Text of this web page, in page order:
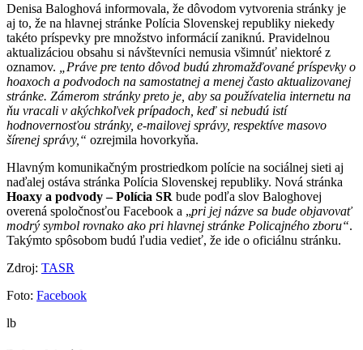
Denisa Baloghová informovala, že dôvodom vytvorenia stránky je
aj to, že na hlavnej stránke Polícia Slovenskej republiky niekedy
takéto príspevky pre množstvo informácií zaniknú. Pravidelnou
aktualizáciou obsahu si návštevníci nemusia všimnúť niektoré z
oznamov.
„Práve pre tento dôvod budú zhromažďované príspevky o
hoaxoch a podvodoch na samostatnej a menej často aktualizovanej
stránke. Zámerom stránky preto je, aby sa používatelia internetu na
ňu vracali v akýchkoľvek prípadoch, keď si nebudú istí
hodnovernosťou stránky, e-mailovej správy, respektíve masovo
šírenej správy,“ ozrejmila hovorkyňa.
Hlavným komunikačným prostriedkom polície na sociálnej sieti aj
naďalej ostáva stránka Polícia Slovenskej republiky. Nová stránka
Hoaxy a podvody – Polícia SR bude podľa slov Baloghovej
overená spoločnosťou Facebook a „pri jej názve sa bude objavovať
modrý symbol rovnako ako pri hlavnej stránke Policajného zboru“.
Takýmto spôsobom budú ľudia vedieť, že ide o oficiálnu stránku.
Zdroj: TASR
Foto: Facebook
lb